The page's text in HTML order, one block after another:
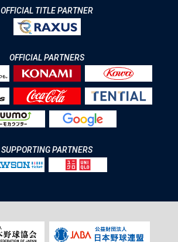
OFFICIAL TITLE PARTNER
OFFICIAL PARTNERS
SUPPORTING PARTNERS